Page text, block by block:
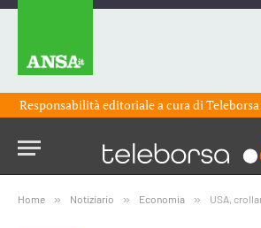
Responsabilità editoriale a cura diTeleborsa
Home » Notiziario » Economia » USA, crollano